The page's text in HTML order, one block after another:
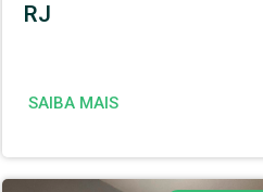
RJ
SAIBA MAIS